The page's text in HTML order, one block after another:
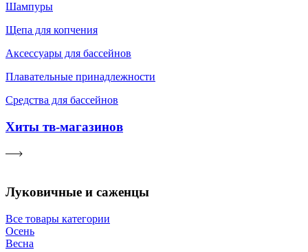
Шампуры
Щепа для копчения
Аксессуары для бассейнов
Плавательные принадлежности
Средства для бассейнов
Хиты тв-магазинов
Луковичные и саженцы
Все товары категории
Осень
Весна